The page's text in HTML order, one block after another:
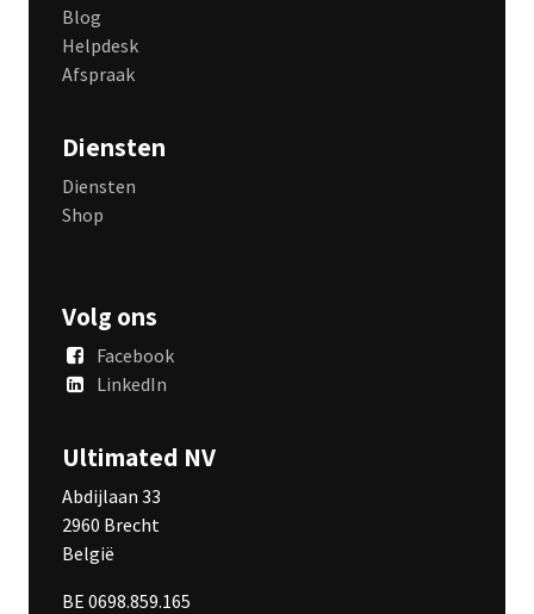
Blog
Helpdesk
Afspraak
Diensten
Diensten
Shop
Volg ons
Facebook
LinkedIn
Ultimated NV
Abdijlaan 33
2960 Brecht
België
BE 0698.859.165